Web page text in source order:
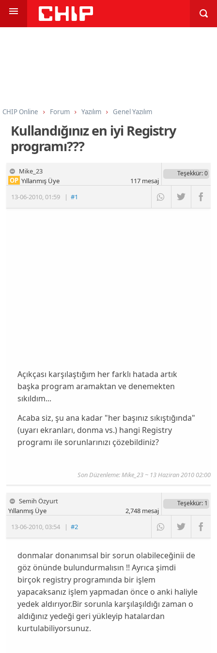
CHIP Online Forum Yazılım Genel Yazılım
Kullandığınız en iyi Registry
programı???
Mike_23
13-06-2010,01:59 |#1
OP Yıllanmış Üye
Teşekkür: 0
117mesaj
Açıkçası karşılaştığım her farklı hatada artık
başka program aramaktan ve denemekten
sıkıldım...
Acaba siz, şu ana kadar "her başınız sıkıştığında"
(uyarı ekranları, donma vs.) hangi Registry
programı ile sorunlarınızı çözebildiniz?
Son Düzenleme:Mike_23~ 13 Haziran 2010 02:00
Semih Özyurt
13-06-2010,03:54 |#2
Yıllanmış Üye
Teşekkür: 1
2,748mesaj
donmalar donanımsal bir sorun olabileceğinii de
göz önünde bulundurmalısın !! Ayrıca şimdi
birçok registry programında bir işlem
yapacaksanız işlem yapmadan önce o anki haliyle
yedek aldırıyor.Bir sorunla karşılaşıldığı zaman o
aldığınız yedeği geri yükleyip hatalardan
kurtulabiliyorsunuz.